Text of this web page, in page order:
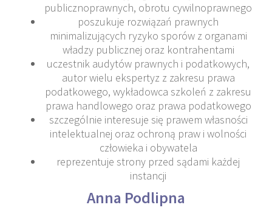
publicznoprawnych, obrotu cywilnoprawnego
poszukuje rozwiązań prawnych
minimalizujących ryzyko sporów z organami
władzy publicznej oraz kontrahentami
uczestnik audytów prawnych i podatkowych,
autor wielu ekspertyz z zakresu prawa
podatkowego, wykładowca szkoleń z zakresu
prawa handlowego oraz prawa podatkowego
szczególnie interesuje się prawem własności
intelektualnej oraz ochroną praw i wolności
człowieka i obywatela
reprezentuje strony przed sądami każdej
instancji
Anna Podlipna